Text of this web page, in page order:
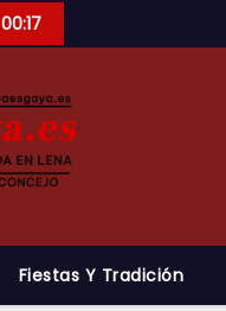
00:17
Fiestas Y Tradición